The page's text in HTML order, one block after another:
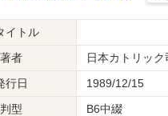
イトル
著者
日本カトリック
行日
1989/12/15
判型
B6中綴